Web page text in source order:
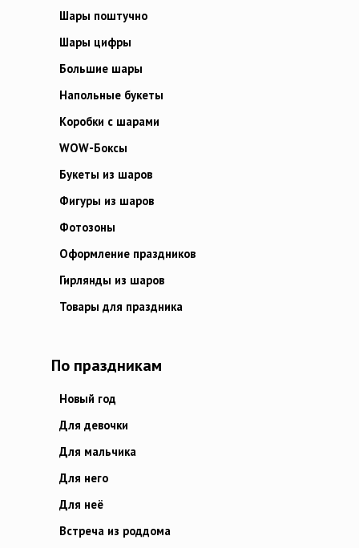
Шары поштучно
Шары цифры
Большие шары
Напольные букеты
Коробки с шарами
WOW-Боксы
Букеты из шаров
Фигуры из шаров
Фотозоны
Оформление праздников
Гирлянды из шаров
Товары для праздника
По праздникам
Новый год
Для девочки
Для мальчика
Для него
Для неё
Встреча из роддома